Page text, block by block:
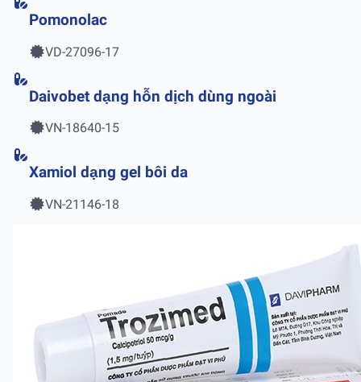
Pomonolac
VD-27096-17
Daivobet dạng hỗn dịch dùng ngoài
VN-18640-15
Xamiol dạng gel bôi da
VN-21146-18